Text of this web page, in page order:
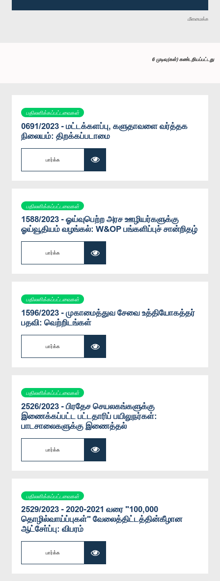
மீளமைக்க
6 முடிவு(கள்) கண்டறியப்பட்டது
பதிலளிக்கப்பட்டவைகள்
0691/2023 - மட்டக்களப்பு, களுதாவளை வர்த்தக
நிலையம்: திறக்கப்படாமை
பார்க்க
பதிலளிக்கப்பட்டவைகள்
1588/2023 - ஓய்வுபெற்ற அரச ஊழியர்களுக்கு
ஓய்வூதியம் வழங்கல்: W&OP பங்களிப்புச் சான்றிதழ்
பார்க்க
பதிலளிக்கப்பட்டவைகள்
1596/2023 - முகாமைத்துவ சேவை உத்தியோகத்தர்
பதவி: வெற்றிடங்கள்
பார்க்க
பதிலளிக்கப்பட்டவைகள்
2526/2023 - பிரதேச செயலகங்களுக்கு
இணைக்கப்பட்ட பட்டதாரிப் பயிலுநர்கள்:
பாடசாலைகளுக்கு இணைத்தல்
பார்க்க
பதிலளிக்கப்பட்டவைகள்
2529/2023 - 2020-2021 வரை "100,000
தொழில்வாய்ப்புகள்" வேலைத்திட்டத்தின்கீழான
ஆட்சோ்ப்பு: விபரம்
பார்க்க